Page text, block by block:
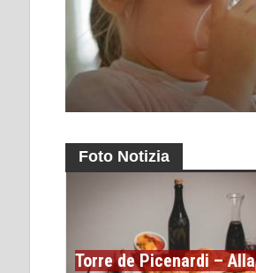
Foto Notizia
Torre de Picenardi – Alla